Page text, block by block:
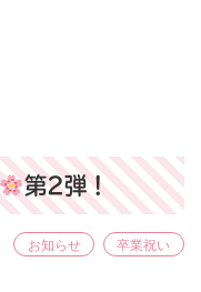
第2弾！
お知らせ 卒業祝い